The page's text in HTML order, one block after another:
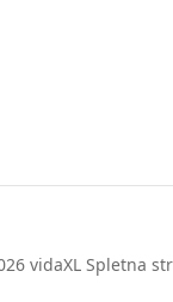
vidaXL Spletna